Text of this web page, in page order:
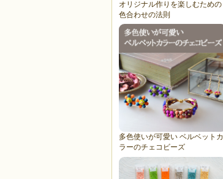
オリジナル作りを楽しむための
色合わせの法則
多色使いが可愛い ベルベットカ
ラーのチェコビーズ